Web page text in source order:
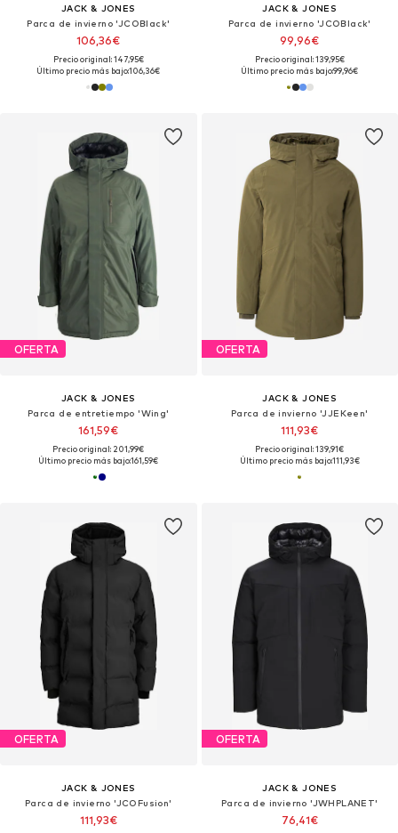
JACK & JONES
Parca de invierno 'JCOBlack'
106,36€
Precio original: 147,95€
Último precio más bajo:106,36€
JACK & JONES
Parca de invierno 'JCOBlack'
99,96€
Precio original: 139,95€
Último precio más bajo:99,96€
OFERTA
JACK & JONES
Parca de entretiempo 'Wing'
161,59€
Precio original: 201,99€
Último precio más bajo:161,59€
OFERTA
JACK & JONES
Parca de invierno 'JJEKeen'
111,93€
Precio original: 139,91€
Último precio más bajo:111,93€
OFERTA
JACK & JONES
Parca de invierno 'JCOFusion'
111,93€
OFERTA
JACK & JONES
Parca de invierno 'JWHPLANET'
76,41€